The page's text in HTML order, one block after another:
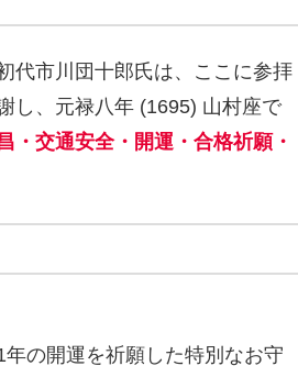
代市川団十郎氏は、ここに参拝
し、元禄八年 (1695) 山村座で
・交通安全・開運・合格祈願・
の開運を祈願した特別なお守